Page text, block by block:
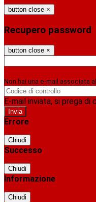
button close ×
Recupero password
button close ×
Non hai una e-mail associata
E-mail inviata, si prega
Errore
Chiudi
Successo
Chiudi
Informazione
Chiudi